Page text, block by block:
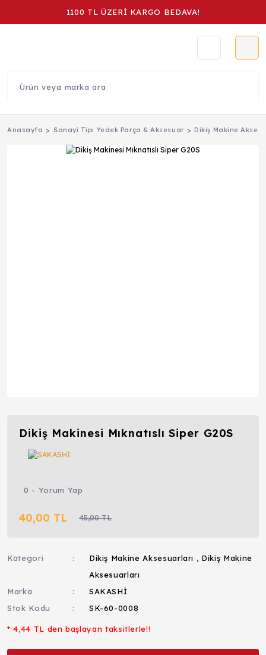
1100 TL ÜZERİ KARGO BEDAVA!
Anasayfa Sanayi Tipi Yedek Parça & Aksesuar Dikiş Makine
Dikiş Makinesi Mıknatıslı Siper G20S
0 - Yorum Yap
40,00 TL 45,00 TL
Kategori Dikiş Makine Aksesuarları , Dikiş Makine
Aksesuarları
Marka
SAKASHİ
Stok Kodu
SK-60-0008
* 4,44 TL den başlayan taksitlerle!!